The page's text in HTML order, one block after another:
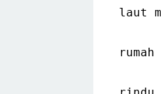
laut